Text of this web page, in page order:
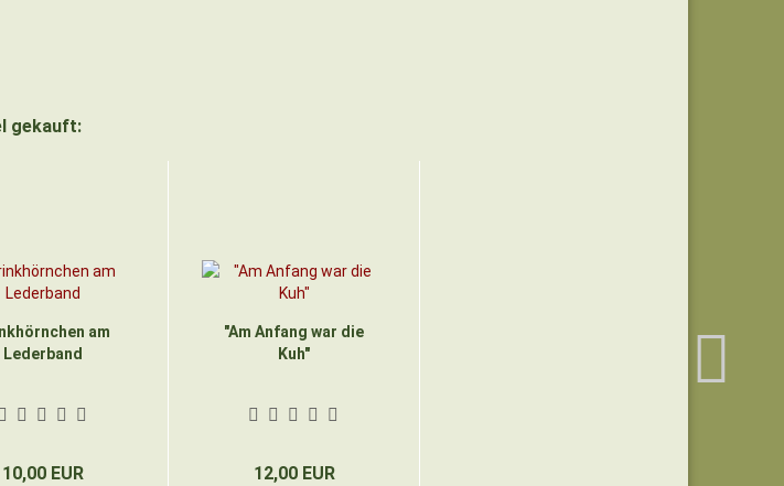
gekauft:
am
Lederband
10,00 EUR
"Am Anfang war die
Kuh"
12,00 EUR